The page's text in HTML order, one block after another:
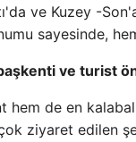
ve Kuzey -
sayesinde,
ve turist
hem de en
ziyaret edilen